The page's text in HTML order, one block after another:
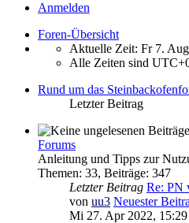
Anmelden
Foren-Übersicht
Aktuelle Zeit: Fr 7.
Alle Zeiten sind
Rund um das
Letzter Beitrag
Forums
Anleitung und Tipps zur
Themen: 33, Beiträge: 347
Letzter Beitrag Re: PN
von uu3 Neuester
Mi 27. Apr 2022, 15:29